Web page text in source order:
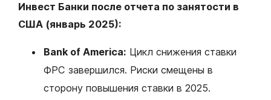
Инвест Банки после отчета по занятости в
США (январь 2025):
Bank of America: Цикл снижения ставки
ФРС завершился. Риски смещены в
сторону повышения ставки в 2025.